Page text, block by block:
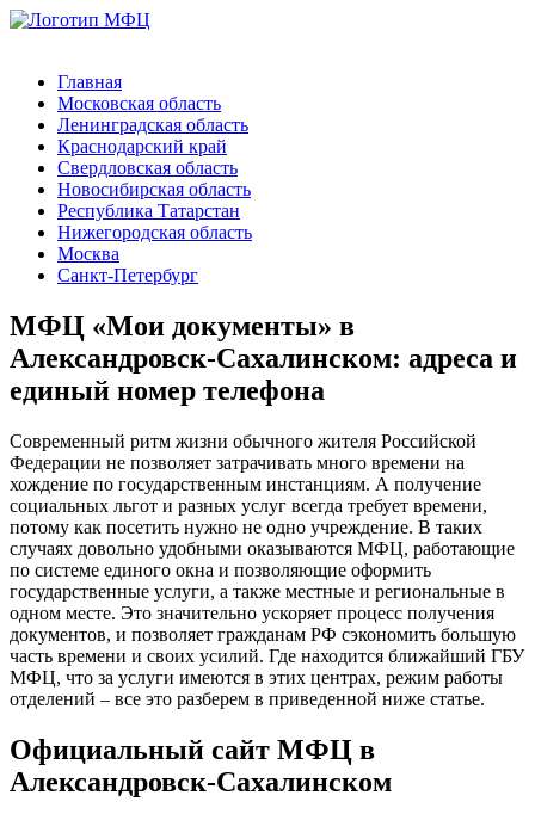
Главная
Московская область
Ленинградская область
Краснодарский край
Свердловская область
Новосибирская область
Республика Татарстан
Нижегородская область
Москва
Санкт-Петербург
МФЦ «Мои документы» в
Александровск-Сахалинском: адреса и
единый номер телефона
Современный ритм жизни обычного жителя Российской
Федерации не позволяет затрачивать много времени на
хождение по государственным инстанциям. А получение
социальных льгот и разных услуг всегда требует времени,
потому как посетить нужно не одно учреждение. В таких
случаях довольно удобными оказываются МФЦ, работающие
по системе единого окна и позволяющие оформить
государственные услуги, а также местные и региональные в
одном месте. Это значительно ускоряет процесс получения
документов, и позволяет гражданам РФ сэкономить большую
часть времени и своих усилий. Где находится ближайший ГБУ
МФЦ, что за услуги имеются в этих центрах, режим работы
отделений – все это разберем в приведенной ниже статье.
Официальный сайт МФЦ в
Александровск-Сахалинском